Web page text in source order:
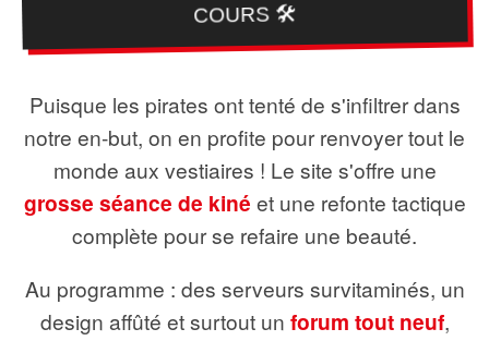
COURS 🛠️
Puisque les pirates ont tenté de s'infiltrer dans
notre en-but, on en profite pour renvoyer tout le
monde aux vestiaires ! Le site s'offre une
grosse séance de kiné et une refonte tactique
complète pour se refaire une beauté.
Au programme : des serveurs survitaminés, un
design affûté et surtout un forum tout neuf,